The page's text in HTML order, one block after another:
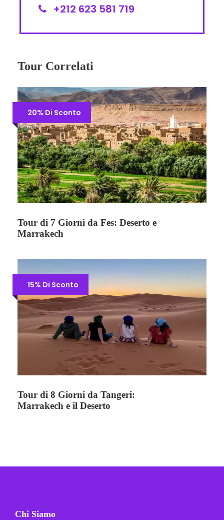
+212 623 581 719
Tour Correlati
20% Di Sconto
Tour di 7 Giorni da Fes: Deserto e
Marrakech
15% Di Sconto
Tour di 8 Giorni da Tangeri:
Marrakech e il Deserto
Chi Siamo